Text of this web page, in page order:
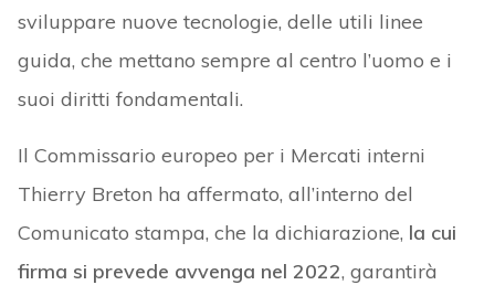
sviluppare nuove tecnologie, delle utili linee
guida, che mettano sempre al centro l’uomo e i
suoi diritti fondamentali.
Il Commissario europeo per i Mercati interni
Thierry Breton ha affermato, all’interno del
Comunicato stampa, che la dichiarazione, la cui
firma si prevede avvenga nel 2022, garantirà